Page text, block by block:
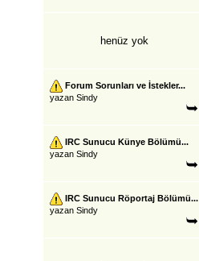
henüz yok
Forum Sorunları ve İstekler...
yazan Sindy
IRC Sunucu Künye Bölümü...
yazan Sindy
IRC Sunucu Röportaj Bölümü...
yazan Sindy